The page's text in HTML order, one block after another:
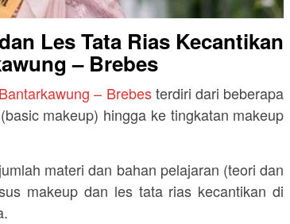
Les Tata Rias Kecantikan
– Brebes
– Brebesterdiri dari beberapa
makeup) hingga ke tingkatan makeup
materi dan bahan pelajaran (teori dan
makeup dan les tata rias kecantikan di